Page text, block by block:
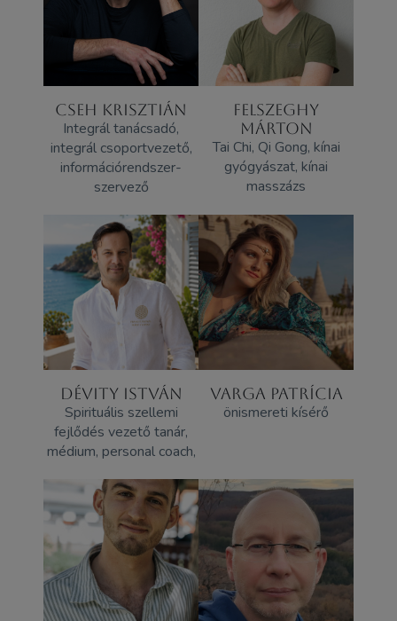
CSEH KRISZTIÁN
Integrál tanácsadó,
integrál csoportvezető,
információrendszer-
szervező
FELSZEGHY
MÁRTON
Tai Chi, Qi Gong, kínai
gyógyászat, kínai
masszázs
DÉVITY ISTVÁN
Spirituális szellemi
fejlődés vezető tanár,
médium, personal coach,
VARGA PATRÍCIA
önismereti kísérő